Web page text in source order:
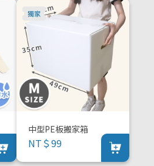
中型PE板搬家箱
NT＄99